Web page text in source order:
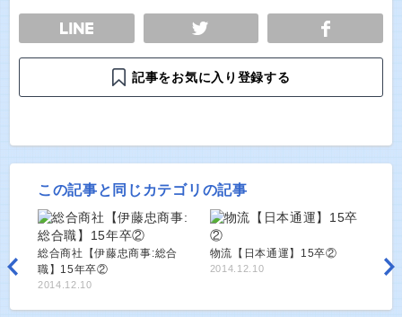
TWEET
記事をお気に入り登録する
この記事と同じカテゴリの記事
総合商社【伊藤忠商事:総合
職】15年卒②
2014.12.10
物流【日本通運】15卒②
2014.12.10